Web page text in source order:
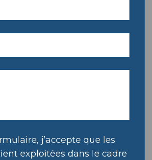
j’accepte que les
exploitées dans le cadre